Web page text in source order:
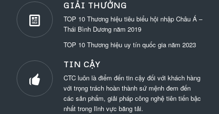
GIẢI THƯỞNG
TOP 10 Thương hiệu tiêu biểu hội nhập Châu Á –
Thái Bình Dương năm 2019
TOP 10 Thương hiệu uy tín quốc gia năm 2023
TIN CẬY
CTC luôn là điểm đến tin cậy đối với khách hàng
với trọng trách hoàn thành sứ mệnh đem đến
các sản phẩm, giải pháp công nghệ tiên tiến bậc
nhất trong lĩnh vực băng tải.